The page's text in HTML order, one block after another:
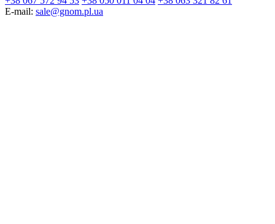
E-mail: sale@gnom.pl.ua